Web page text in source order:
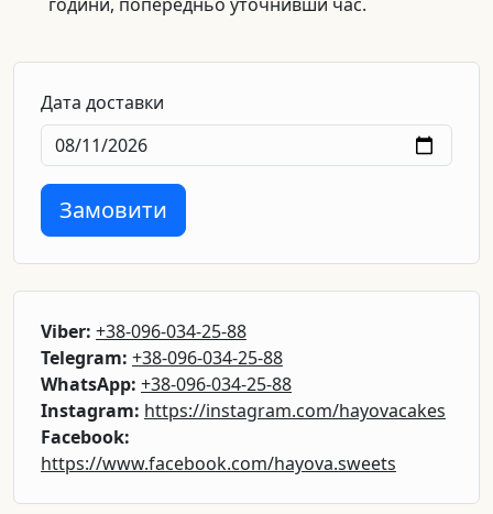
Дата доставки
Замовити
Viber: +38-096-034-25-88
Telegram: +38-096-034-25-88
WhatsApp: +38-096-034-25-88
Instagram: https://instagram.com/hayovacakes
Facebook:
https://www.facebook.com/hayova.sweets